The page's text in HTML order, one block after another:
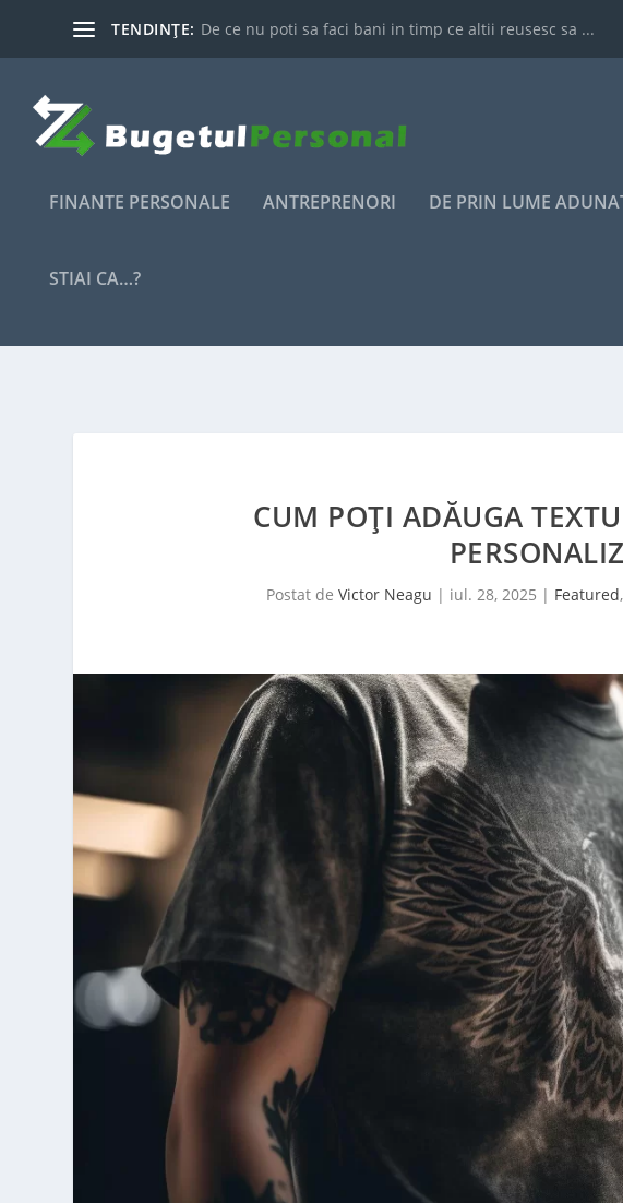
TENDINȚE: De ce nu poti sa faci bani in timp ce altii reusesc sa ...
FINANTE PERSONALE ANTREPRENORI DE PRIN LUME
STIAI CA…?
CUM POȚI ADĂUGA
Postat de Victor Neagu | iul. 28, 2025 | Featured,